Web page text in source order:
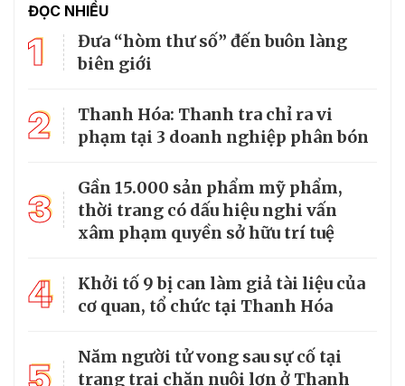
ĐỌC NHIỀU
1
Đưa “hòm thư số” đến buôn làng
biên giới
2
Thanh Hóa: Thanh tra chỉ ra vi
phạm tại 3 doanh nghiệp phân bón
3
Gần 15.000 sản phẩm mỹ phẩm,
thời trang có dấu hiệu nghi vấn
xâm phạm quyền sở hữu trí tuệ
4
Khởi tố 9 bị can làm giả tài liệu của
cơ quan, tổ chức tại Thanh Hóa
Năm người tử vong sau sự cố tại
trang trại chăn nuôi lợn ở Thanh